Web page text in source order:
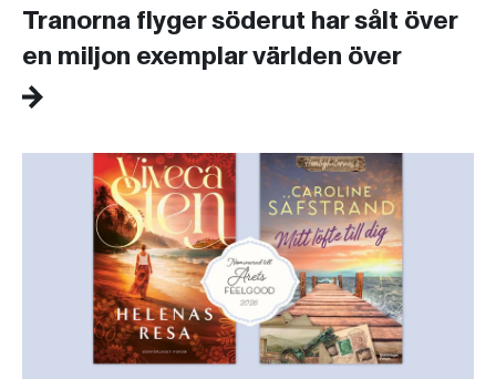
Tranorna flyger söderut har sålt över
en miljon exemplar världen över